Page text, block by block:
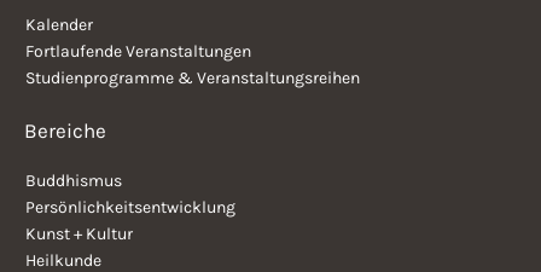
Kalender
Fortlaufende Veranstaltungen
Studienprogramme & Veranstaltungsreihen
Bereiche
Buddhismus
Persönlichkeitsentwicklung
Kunst + Kultur
Heilkunde